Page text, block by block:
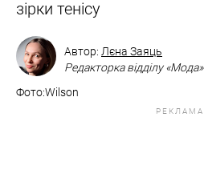
зірки тенісу
Автор: Лєна Заяць
Редакторка відділу «Мода»
Фото:Wilson
РЕКЛАМА